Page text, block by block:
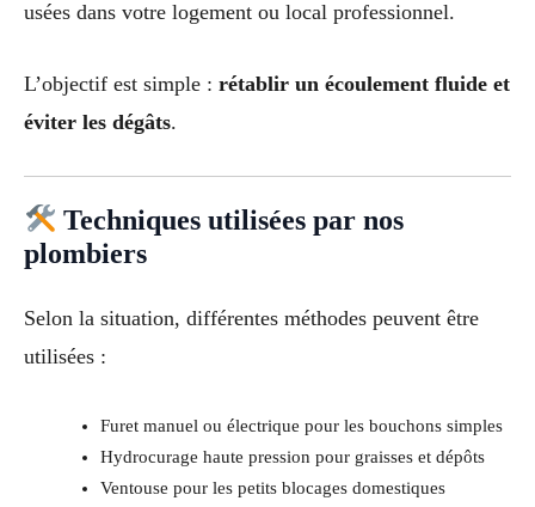
usées dans votre logement ou local professionnel.
L’objectif est simple : rétablir un écoulement fluide et
éviter les dégâts.
Techniques utilisées par nos
plombiers
Selon la situation, différentes méthodes peuvent être
utilisées :
Furet manuel ou électrique pour les bouchons simples
Hydrocurage haute pression pour graisses et dépôts
Ventouse pour les petits blocages domestiques